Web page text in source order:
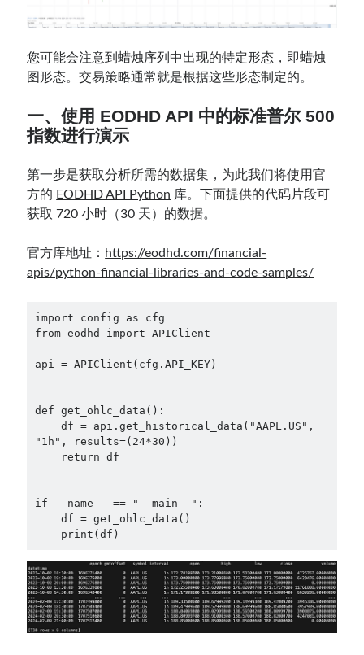
您可能会注意到蜡烛序列中出现的特定形态，即蜡烛
图形态。交易策略通常就是根据这些形态制定的。
一、使用 EODHD API 中的标准普尔 500
指数进行演示
第一步是获取分析所需的数据集，为此我们将使用官
方的 EODHD API Python 库。下面提供的代码片段可
获取 720 小时（30 天）的数据。
官方库地址： https://eodhd.com/financial-
apis/python-financial-libraries-and-code-samples/
import config as cfg
from eodhd import APIClient
api = APIClient(cfg.API_KEY)
def get_ohlc_data():
"1h", results=(24*30))
if __name__ == "__main__":
    print(df)